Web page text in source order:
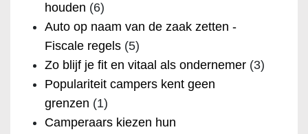
houden (6)
Auto op naam van de zaak zetten -
Fiscale regels (5)
Zo blijf je fit en vitaal als ondernemer (3)
Populariteit campers kent geen
grenzen (1)
Camperaars kiezen hun